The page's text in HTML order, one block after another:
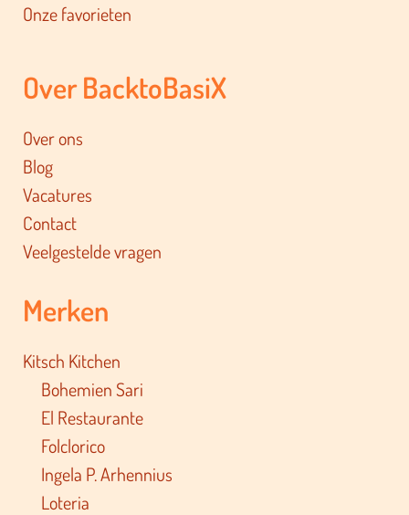
Onze favorieten
Over BacktoBasiX
Over ons
Blog
Vacatures
Contact
Veelgestelde vragen
Merken
Kitsch Kitchen
Bohemien Sari
El Restaurante
Folclorico
Ingela P. Arhennius
Loteria